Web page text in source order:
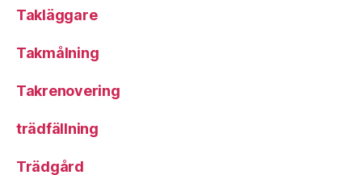
Takläggare
Takmålning
Takrenovering
trädfällning
Trädgård